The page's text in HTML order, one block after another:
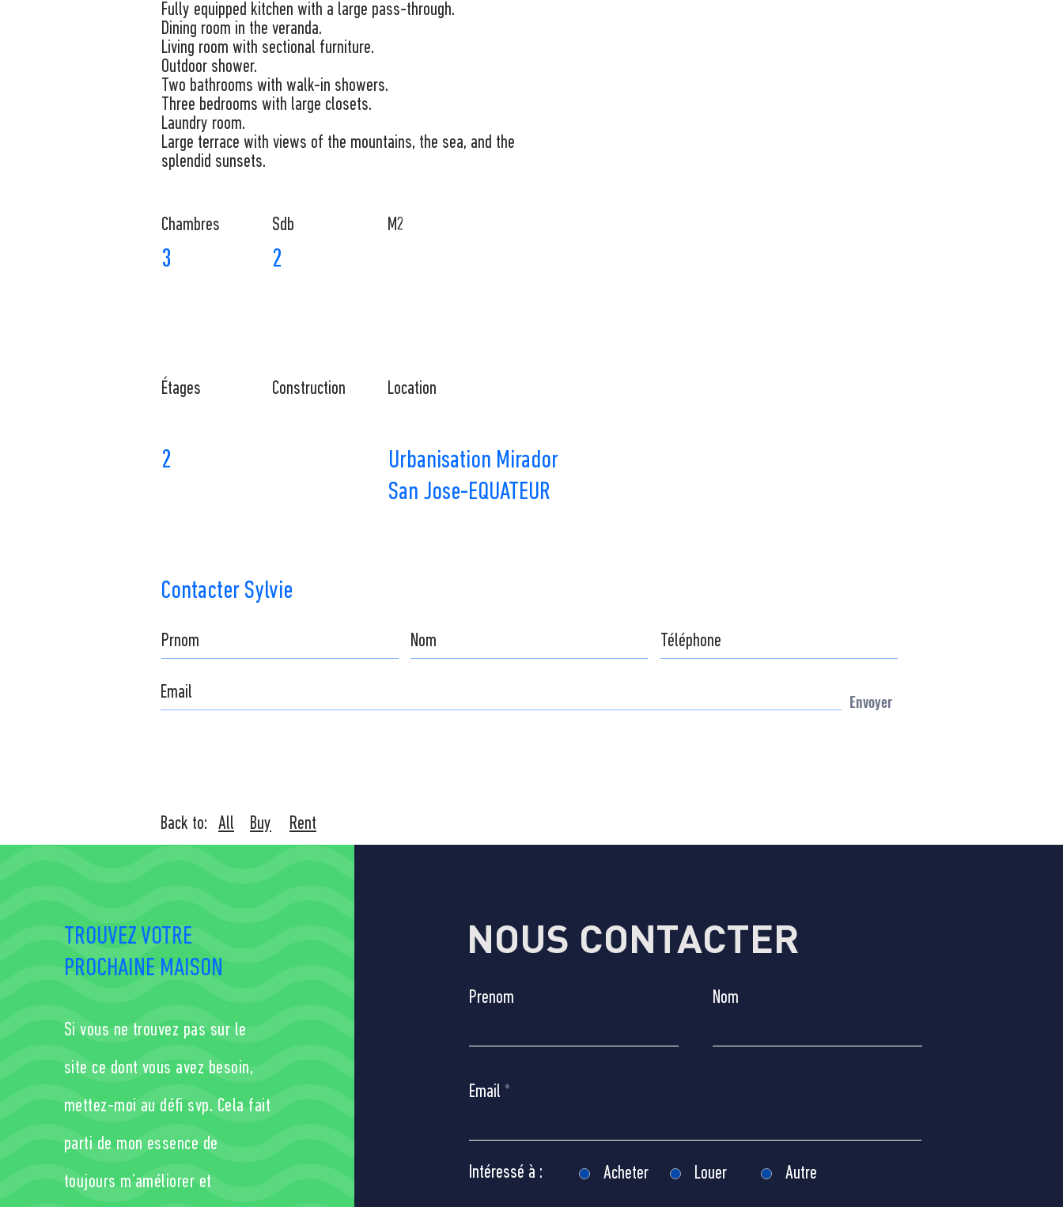
Fully equipped kitchen with a large pass-through.
Dining room in the veranda.
Living room with sectional furniture.
Outdoor shower.
Two bathrooms with walk-in showers.
Three bedrooms with large closets.
Laundry room.
Large terrace with views of the mountains, the sea, and the
splendid sunsets.
Chambres
3
​Étages
2
Sdb
2
Construction
M2
Location
Urbanisation Mirador
San Jose-EQUATEUR
Contacter Sylvie
Envoyer
Back to: All Buy Rent
TROUVEZ VOTRE
PROCHAINE MAISON
Si vous ne trouvez pas sur le
site ce dont vous avez besoin,
mettez-moi au déﬁ svp. Cela fait
parti de mon essence de
toujours m’améliorer et
NOUS CONTACTER
Prenom Nom
Email
Intéressé à : Acheter Louer Autre